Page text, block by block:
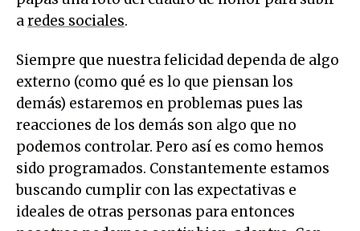
aredes sociales.
Siempre que nuestra felicidad dependa de algo
externo (como qué es lo que piensan los
demás) estaremos en problemas pues las
reacciones de los demás son algo que no
podemos controlar. Pero así es como hemos
sido programados. Constantemente estamos
buscando cumplir con las expectativas e
ideales de otras personas para entonces